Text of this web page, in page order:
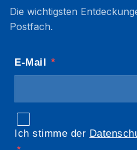
Die wichtigsten
Postfach.